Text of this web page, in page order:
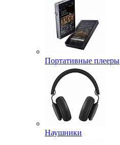
Портативные плееры
Наушники